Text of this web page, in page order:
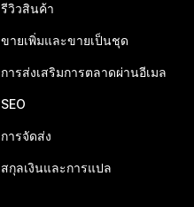
รีวิวสินค้า
ขายเพิ่มและขายเป็นชุด
การส่งเสริมการตลาดผ่านอีเมล
SEO
การจัดส่ง
สกุลเงินและการแปล